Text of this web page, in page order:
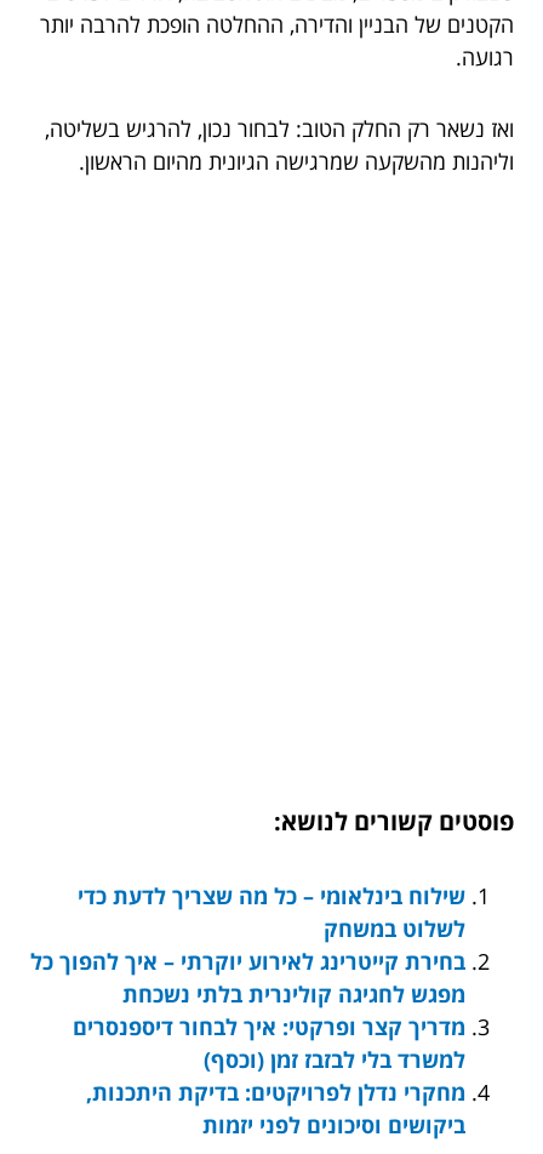
הקטנים של הבניין והדירה, ההחלטה הופכת להרבה יותר
רגועה.
ואז נשאר רק החלק הטוב: לבחור נכון, להרגיש בשליטה,
וליהנות מהשקעה שמרגישה הגיונית מהיום הראשון.
פוסטים קשורים לנושא:
שילוח בינלאומי – כל מה שצריך לדעת כדי
לשלוט במשחק
בחירת קייטרינג לאירוע יוקרתי – איך להפוך כל
מפגש לחגיגה קולינרית בלתי נשכחת
מדריך קצר ופרקטי: איך לבחור דיספנסרים
למשרד בלי לבזבז זמן (וכסף)
מחקרי נדלן לפרויקטים: בדיקת היתכנות,
ביקושים וסיכונים לפני יזמות